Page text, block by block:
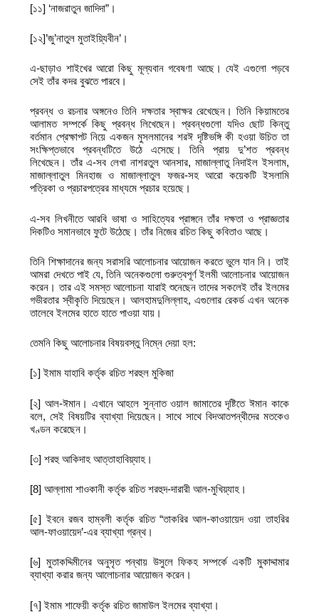
[১১] ‘নাজরাতুন জাদিদা”।
[১২]’জু’নাতুল মুতাইয়্যিবীন’।
এ-ছাড়াও শাইখের আরো কিছু মূল্যবান গবেষণা আছে। যেই এগুলো পড়বে
সেই তাঁর কদর বুঝতে পারবে।
প্রবন্ধ ও রচনার অঙ্গনেও তিনি দক্ষতার স্বাক্ষর রেখেছেন। তিনি কিয়ামতের
আলামত সম্পর্কে কিছু প্রবন্ধ লিখেছেন। প্রবন্ধগুলো যদিও ছোট কিন্তু
বর্তমান প্রেক্ষাপট নিয়ে একজন মুসলমানের শরঈ দৃষ্টিভঙ্গি কী হওয়া উচিত তা
সংক্ষিপ্তভাবে প্রবন্ধটিতে উঠে এসেছে। তিনি প্রায় দু’শত প্রবন্ধ
লিখেছেন। তাঁর এ-সব লেখা নাশরতুল আনসার, মাজাল্লাতু নিদাইল ইসলাম,
মাজাল্লাতুল মিনহাজ ও মাজাল্লাতুল ফজর-সহ আরো কয়েকটি ইসলামি
পত্রিকা ও প্রচারপত্রের মাধ্যমে প্রচার হয়েছে।
এ-সব লিখনীতে আরবি ভাষা ও সাহিত্যের প্রাঙ্গনে তাঁর দক্ষতা ও প্রাজ্ঞতার
দিকটিও সমানভাবে ফুটে উঠেছে। তাঁর নিজের রচিত কিছু কবিতাও আছে।
তিনি শিক্ষাদানের জন্য সরাসরি আলোচনার আয়োজন করতে ভুলে যান নি। তাই
আমরা দেখতে পাই যে, তিনি অনেকগুলো গুরুত্বপূর্ণ ইলমী আলোচনার আয়োজন
করেন। তার এই সমস্ত আলোচনা যারাই শুনেছেন তাদের সকলেই তাঁর ইলমের
গভীরতার স্বীকৃতি দিয়েছেন। আলহামদুলিল্লাহ, এগুলোর রেকর্ড এখন অনেক
তালেবে ইলমের হাতে হাতে পাওয়া যায়।
তেমনি কিছু আলোচনার বিষয়বস্তু নিম্নে দেয়া হল:
[১] ইমাম যাহাবি কর্তৃক রচিত শরহুল মুকিজা
[২] আল-ঈমান। এখানে আহলে সুন্নাত ওয়াল জামাতের দৃষ্টিতে ঈমান কাকে
বলে, সেই বিষয়টির ব্যাখ্যা দিয়েছেন। সাথে সাথে বিদআতপন্থীদের মতকেও
খণ্ডন করেছেন।
[৩] শরহু আকিদাহ আত্তাহাবিয়্যাহ।
[8] আল্লামা শাওকানী কর্তৃক রচিত শরহুদ-দারারী আল-মুখিয়্যাহ।
[৫] ইবনে রজব হাম্বলী কর্তৃক রচিত “তাকরির আল-কাওয়ায়েদ ওয়া তাহরির
আল-ফাওয়ায়েদ’-এর ব্যাখ্যা গ্রন্থ।
[৬] মুতাকদ্দিমীনের অনুসৃত পন্থায় উসুলে ফিকহ সম্পর্কে একটি মুকাদ্দামার
ব্যাখ্যা করার জন্য আলোচনার আয়োজন করেন।
[৭] ইমাম শাফেয়ী কর্তৃক রচিত জামাউল ইলমের ব্যাখ্যা।